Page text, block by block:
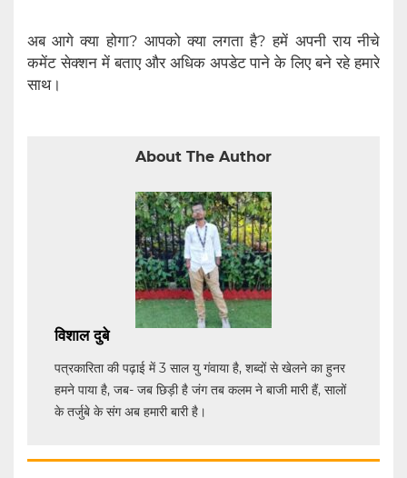
अब आगे क्या होगा? आपको क्या लगता है? हमें अपनी राय नीचे
कमेंट सेक्शन में बताए और अधिक अपडेट पाने के लिए बने रहे हमारे
साथ।
About The Author
विशाल दुबे
पत्रकारिता की पढ़ाई में 3 साल यु गंवाया है, शब्दों से खेलने का हुनर
हमने पाया है, जब- जब छिड़ी है जंग तब कलम ने बाजी मारी हैं, सालों
के तर्जुबे के संग अब हमारी बारी है।